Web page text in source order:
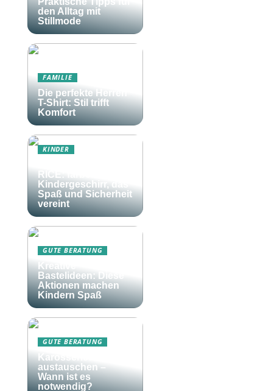
den Alltag mit
Stillmode
FAMILIE
Die perfekte Herren
T-Shirt: Stil trifft
Komfort
KINDER
RICE: farbenfrohes
Kindergeschirr, das
Spaß und Sicherheit
vereint
GUTE BERATUNG
Kreative
Bastelideen: Diese
Aktionen machen
Kindern Spaß
GUTE BERATUNG
Karosserieteile
austauschen –
Wann ist es
notwendig?